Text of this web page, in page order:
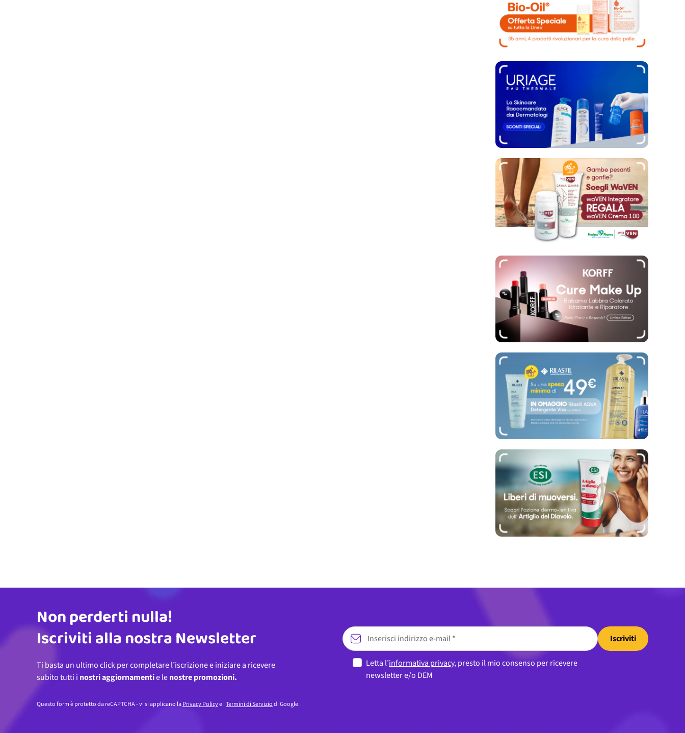
Indirizzo email
Non perderti nulla!
Iscriviti alla nostra Newsletter
Ti basta un ultimo click per completare l’iscrizione e iniziare a ricevere
subito tutti i nostri aggiornamentie lenostre promozioni.
Iscriviti
Letta l’informativa privacy, presto il mio consenso per ricevere
newsletter e/o DEM
Questo form è protetto da reCAPTCHA - vi si applicano laPrivacy Policye iTermini di Serviziodi Google.